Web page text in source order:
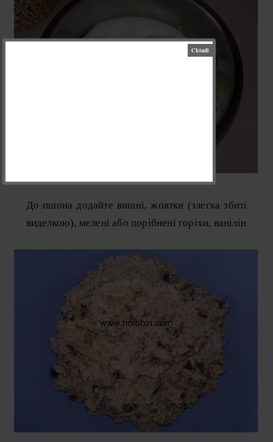
До пшона додайте вишні, жовтки (злегка збиті
виделкою), мелені або порібнені горіхи, ванілін